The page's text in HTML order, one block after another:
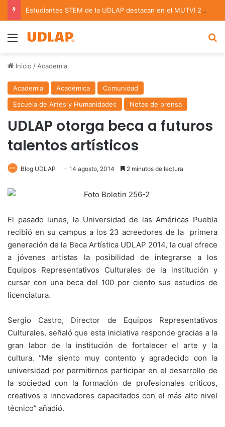
Estudiantes STEM de la UDLAP destacan en el MUTVI 2026
Menu
Inicio / Academia
Academia Académica
Comunidad
Escuela de Artes y Humanidades
Notas de prensa
UDLAP otorga beca a futuros
talentos artísticos
Blog UDLAP 14 agosto, 2014 2 minutos de lectura
El pasado lunes, la Universidad de las Américas Puebla
recibió en su campus a los 23 acreedores de la primera
generación de la Beca Artística UDLAP 2014, la cual ofrece
a jóvenes artistas la posibilidad de integrarse a los
Equipos Representativos Culturales de la institución y
cursar con una beca del 100 por ciento sus estudios de
licenciatura.
Sergio Castro, Director de Equipos Representativos
Culturales, señaló que esta iniciativa responde gracias a la
gran labor de la institución de fortalecer el arte y la
cultura. “Me siento muy contento y agradecido con la
universidad por permitirnos participar en el desarrollo de
la sociedad con la formación de profesionales críticos,
creativos e innovadores capacitados con el más alto nivel
técnico” añadió.